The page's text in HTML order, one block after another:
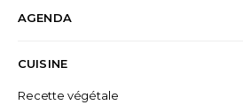
AGENDA
CUISINE
Recette végétale